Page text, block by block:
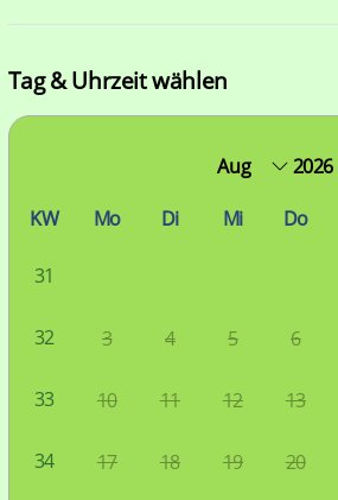
Tag & Uhrzeit wählen
2026
KW
Mo Di Mi Do
31
32 3 4 5 6
33 10 11 12 13
34 17 18 19 20